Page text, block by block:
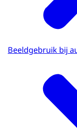
Bekijk
Beeldgebruik bij